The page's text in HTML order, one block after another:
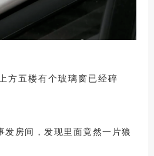
方五楼有个玻璃窗已经碎
房间， 发现里面竟然一片狼